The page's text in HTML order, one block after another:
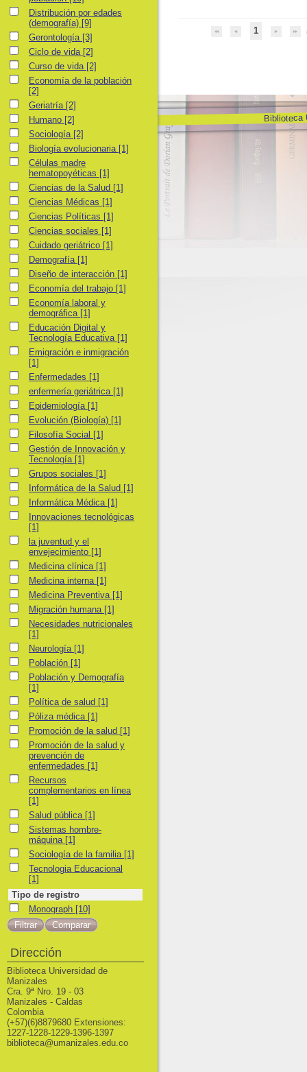
1
Biblioteca
Distribución por edades (demografía)
Distribución por edades
(demografía) [9]
Gerontología
Gerontología [3]
Ciclo de vida
Ciclo de vida [2]
Curso de vida
Curso de vida [2]
Economía de la población
Economía de la población
[2]
GeriatríaGeriatría [2]
HumanoHumano [2]
Sociología
Sociología [2]
Biología evolucionaria
Biología evolucionaria [1]
Células madre hematopoyéticas
Células madre
hematopoyéticas [1]
Ciencias de la Salud
Ciencias de la Salud [1]
Ciencias Médicas
Ciencias Médicas [1]
Ciencias Políticas
Ciencias Políticas [1]
Ciencias sociales
Ciencias sociales [1]
Cuidado geriátrico
Cuidado geriátrico [1]
Demografía
Demografía [1]
Diseño de interacción
Diseño de interacción [1]
Economía del trabajo
Economía del trabajo [1]
Economía laboral y demográfica
Economía laboral y
demográfica [1]
Educación Digital y Tecnología Educativa
Educación Digital y
Tecnología Educativa [1]
Emigración e inmigración
Emigración e inmigración
[1]
Enfermedades
Enfermedades [1]
enfermería geriátrica
enfermería geriátrica [1]
Epidemiología
Epidemiología [1]
Evolución (Biología)
Evolución (Biología) [1]
Filosofía Social
Filosofía Social [1]
Gestión de Innovación y Tecnología
Gestión de Innovación y
Tecnología [1]
Grupos sociales
Grupos sociales [1]
Informática de la Salud
Informática de la Salud [1]
Informática Médica
Informática Médica [1]
Innovaciones tecnológicas
Innovaciones tecnológicas
[1]
la juventud y el envejecimiento
la juventud y el
envejecimiento [1]
Medicina clínica
Medicina clínica [1]
Medicina interna
Medicina interna [1]
Medicina Preventiva
Medicina Preventiva [1]
Migración humana
Migración humana [1]
Necesidades nutricionales
Necesidades nutricionales
[1]
NeurologíaNeurología [1]
PoblaciónPoblación [1]
Población y Demografía
Población y Demografía
[1]
Política de salud
Política de salud [1]
Póliza médica
Póliza médica [1]
Promoción de la salud
Promoción de la salud [1]
Promoción de la salud y prevención de enfermedades
Promoción de la salud y
prevención de
enfermedades [1]
Recursos complementarios en línea
Recursos
complementarios en línea
[1]
Salud pública
Salud pública [1]
Sistemas hombre-máquina
Sistemas hombre-
máquina [1]
Sociología de la familia
Sociología de la familia [1]
Tecnologia Educacional
Tecnologia Educacional
[1]
Tipo de registro
Monograph
Monograph [10]
Dirección
Biblioteca Universidad de
Manizales
Cra. 9ª Nro. 19 - 03
Manizales - Caldas
Colombia
(+57)(6)8879680 Extensiones:
1227-1228-1229-1396-1397
biblioteca@umanizales.edu.co